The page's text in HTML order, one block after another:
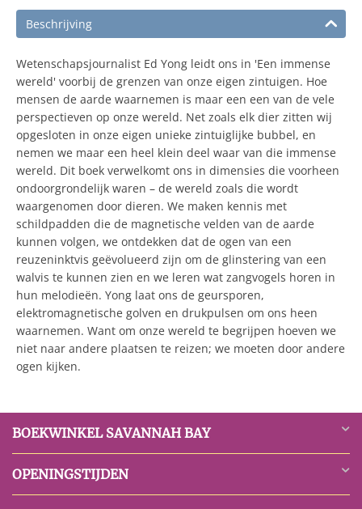
Beschrijving
Wetenschapsjournalist Ed Yong leidt ons in 'Een immense
wereld' voorbij de grenzen van onze eigen zintuigen. Hoe
mensen de aarde waarnemen is maar een een van de vele
perspectieven op onze wereld. Net zoals elk dier zitten wij
opgesloten in onze eigen unieke zintuiglijke bubbel, en
nemen we maar een heel klein deel waar van die immense
wereld. Dit boek verwelkomt ons in dimensies die voorheen
ondoorgrondelijk waren – de wereld zoals die wordt
waargenomen door dieren. We maken kennis met
schildpadden die de magnetische velden van de aarde
kunnen volgen, we ontdekken dat de ogen van een
reuzeninktvis geëvolueerd zijn om de glinstering van een
walvis te kunnen zien en we leren wat zangvogels horen in
hun melodieën. Yong laat ons de geursporen,
elektromagnetische golven en drukpulsen om ons heen
waarnemen. Want om onze wereld te begrijpen hoeven we
niet naar andere plaatsen te reizen; we moeten door andere
ogen kijken.
BOEKWINKEL SAVANNAH BAY
OPENINGSTIJDEN